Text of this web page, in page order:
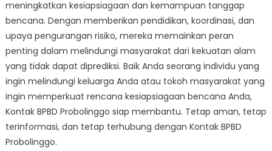
meningkatkan kesiapsiagaan dan kemampuan tanggap
bencana. Dengan memberikan pendidikan, koordinasi, dan
upaya pengurangan risiko, mereka memainkan peran
penting dalam melindungi masyarakat dari kekuatan alam
yang tidak dapat diprediksi. Baik Anda seorang individu yang
ingin melindungi keluarga Anda atau tokoh masyarakat yang
ingin memperkuat rencana kesiapsiagaan bencana Anda,
Kontak BPBD Probolinggo siap membantu. Tetap aman, tetap
terinformasi, dan tetap terhubung dengan Kontak BPBD
Probolinggo.